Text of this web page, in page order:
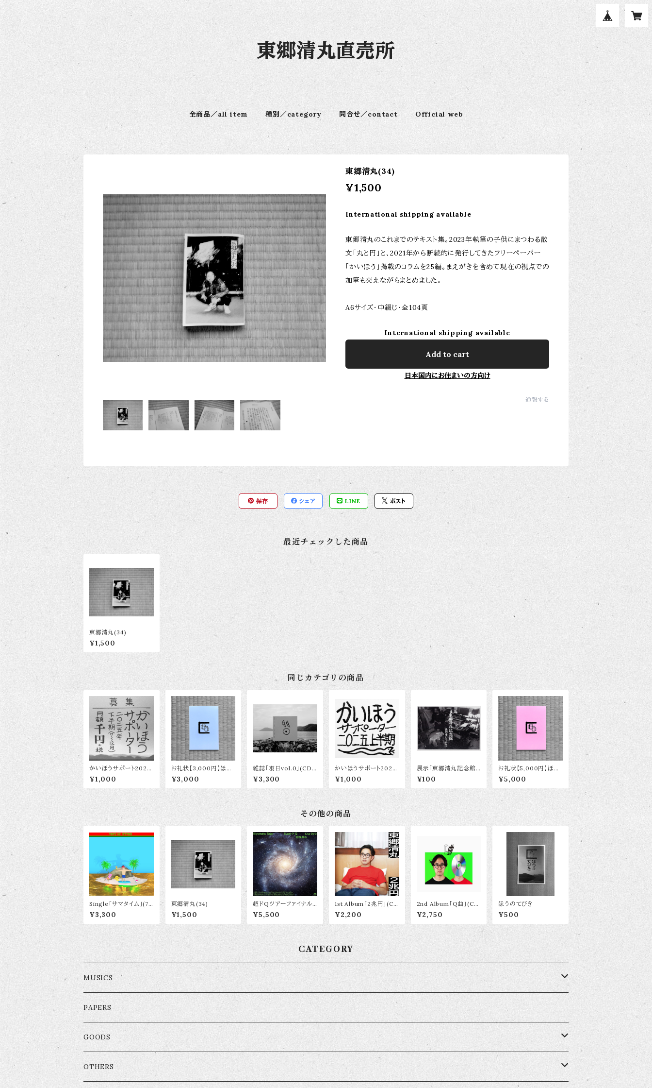
東郷清丸直売所
全商品／all item 種別／category 問合せ／contact Official web
東郷清丸(34)
¥1,500
International shipping available
東郷清丸のこれまでのテキスト集。2023年執筆の子供にまつわる散
文「丸と円」と、2021年から断続的に発行してきたフリーペーパー
「かいほう」掲載のコラムを25編。まえがきを含めて現在の視点での
加筆も交えながらまとめました。
A6サイズ・中綴じ・全104頁
International shipping available
Add to cart
日本国内にお住まいの方向け
通報する
保存 シェア LINE ポスト
最近チェックした商品
東郷清丸(34)
¥1,500
同じカテゴリの商品
かいほうサポート2025
年下半期
¥1,000
お礼状【3,000円】ほう
ねんかいwebカンパ
¥3,000
雑誌「羽日vol.0」(CD-
R付 48P)
¥3,300
かいほうサポート2025
年上半期【30名限定】
¥1,000
展示「東郷清丸記念館」
案内状
¥100
お礼状【5,000円】ほう
ねんかいwebカンパ
¥5,000
その他の商品
Single「サマタイム」(7i
nch VINYL)
¥3,300
東郷清丸(34)
¥1,500
超ドQツアーファイナル
Live DVD
¥5,500
1st Album「2兆円」(C
D)
¥2,200
2nd Album「Q曲」(C
D)
¥2,750
ほうのてびき
¥500
CATEGORY
MUSICS
CD
CD-R
Vnyl
PAPERS
GOODS
Wear
OTHERS